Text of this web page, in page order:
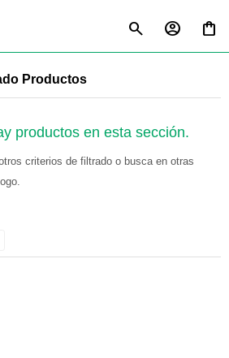
Productos
productos en esta sección.
criterios de filtrado o busca en otras